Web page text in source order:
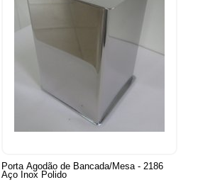
Porta Agodão de Bancada/Mesa - 2186
Aço Inox Polido